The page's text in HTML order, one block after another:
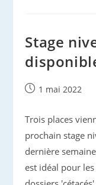
Stage
Publication
1 mai 2022
Trois places
prochain stage
dernière
est idéal pour